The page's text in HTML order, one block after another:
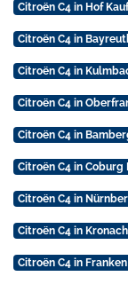
Citroën C4 in Hof
Citroën C4 in
Citroën C4 in
Citroën C4 in
Citroën C4 in
Citroën C4 in Coburg
Citroën C4 in
Citroën C4 in
Citroën C4 in